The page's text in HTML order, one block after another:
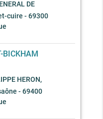
DE
cuire - 69300
BICKHAM
HERON,
- 69400